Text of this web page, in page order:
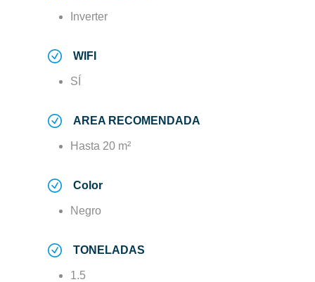
Inverter
WIFI
SÍ
AREA RECOMENDADA
Hasta 20 m²
Color
Negro
TONELADAS
1.5